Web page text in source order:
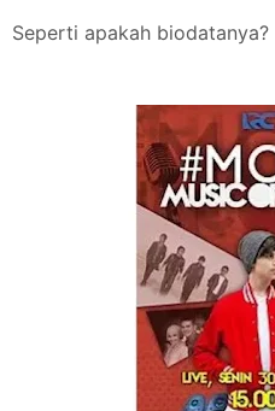
Seperti apakah biodatanya?